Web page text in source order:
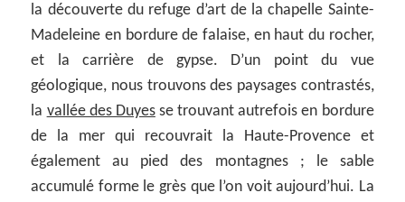
la découverte du refuge d’art de la chapelle Sainte-
Madeleine en bordure de falaise, en haut du rocher,
et la carrière de gypse. D’un point du vue
géologique, nous trouvons des paysages contrastés,
la vallée des Duyesse trouvant autrefois en bordure
de la mer qui recouvrait la Haute-Provence et
également au pied des montagnes ; le sable
accumulé forme le grès que l’on voit aujourd’hui. La